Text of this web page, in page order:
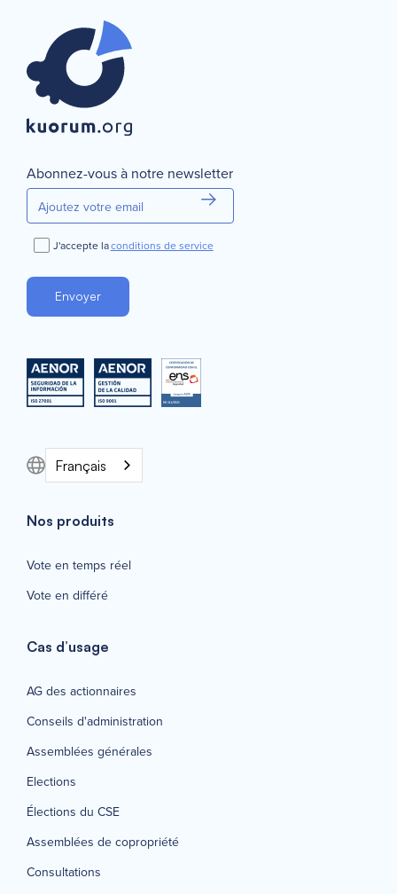
Abonnez-vous à notre newsletter
J'accepte laconditions de service
Français
Nos produits
Vote en temps réel
Vote en différé
Cas d’usage
AG des actionnaires
Conseils d'administration
Assemblées générales
Elections
Élections du CSE
Assemblées de copropriété
Consultations